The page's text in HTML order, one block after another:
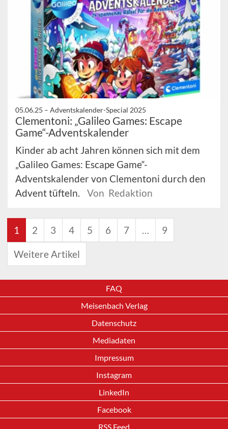
05.06.25 – Adventskalender-Special 2025
Clementoni: „Galileo Games: Escape
Game“-Adventskalender
Kinder ab acht Jahren können sich mit dem
„Galileo Games: Escape Game“-
Adventskalender von Clementoni durch den
Advent tüfteln.
Von Redaktion
1 2 3 4 5 6 7 … 9
Weitere Artikel
FAQ
Meisenbach Verlag
Datenschutz
Mediadaten
Impressum
Instagram
LinkedIn
Facebook
RSS Feed